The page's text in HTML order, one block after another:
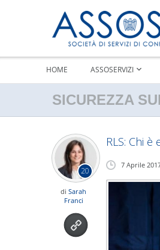
HOME ASSOSERVIZI
SICUREZZA
RLS: Chi
20
di Sarah
Franci
7 Aprile